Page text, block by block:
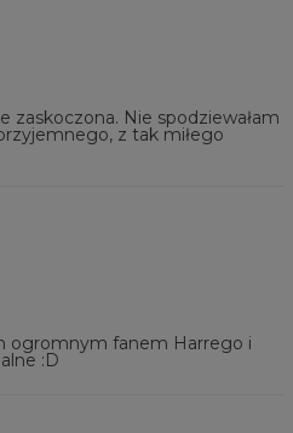
zaskoczona. Nie spodziewałam
z tak miłego
ogromnym fanem Harrego i
:D